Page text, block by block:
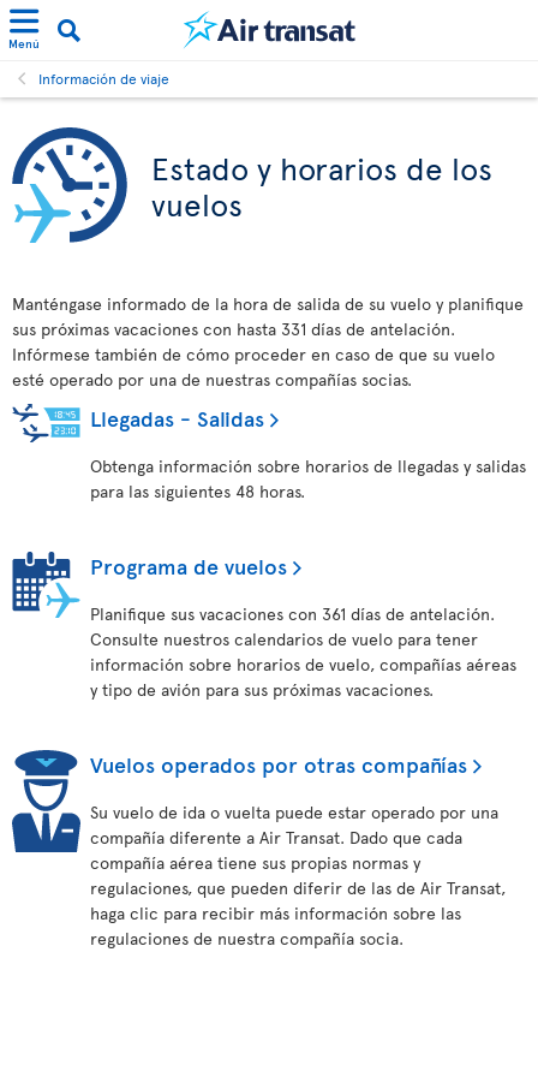
Menú
Información de viaje
Estado y horarios de los
vuelos
Manténgase informado de la hora de salida de su vuelo y planifique
sus próximas vacaciones con hasta 331 días de antelación.
Infórmese también de cómo proceder en caso de que su vuelo
esté operado por una de nuestras compañías socias.
Llegadas - Salidas
Obtenga información sobre horarios de llegadas y salidas
para las siguientes 48 horas.
Programa de vuelos
Planifique sus vacaciones con 361 días de antelación.
Consulte nuestros calendarios de vuelo para tener
información sobre horarios de vuelo, compañías aéreas
y tipo de avión para sus próximas vacaciones.
Vuelos operados por otras compañías
Su vuelo de ida o vuelta puede estar operado por una
compañía diferente a Air Transat. Dado que cada
compañía aérea tiene sus propias normas y
regulaciones, que pueden diferir de las de Air Transat,
haga clic para recibir más información sobre las
regulaciones de nuestra compañía socia.